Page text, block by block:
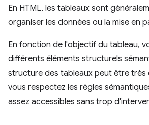
En HTML, les tableaux sont
organiser les données ou la mise en
En fonction de l'objectif du tableau,
différents éléments structurels
structure des tableaux peut être très
vous respectez les règles
assez accessibles sans trop